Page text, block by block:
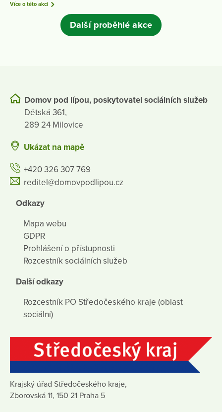
Více o této akci
Další proběhlé akce
Domov pod lípou, poskytovatel sociálních služeb
Dětská 361,
289 24 Milovice
Ukázat na mapě
+420 326 307 769
reditel@domovpodlipou.cz
Odkazy
Mapa webu
GDPR
Prohlášení o přístupnosti
Rozcestník sociálních služeb
Další odkazy
Rozcestník PO Středočeského kraje (oblast
sociální)
Krajský úřad Středočeského kraje,
Zborovská 11, 150 21 Praha 5